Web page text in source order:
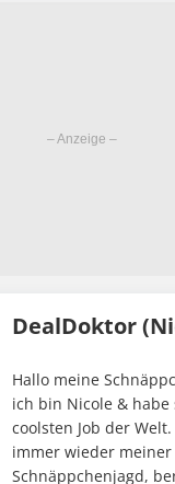
DealDoktor
Hallo meine
ich bin Nicole & habe
coolsten Job der
immer wieder
Schnäppchenjagd,